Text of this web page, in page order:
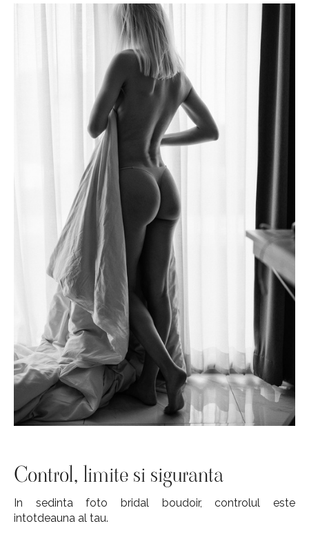
Control, limite si siguranta
In sedinta foto bridal boudoir, controlul este
intotdeauna al tau.